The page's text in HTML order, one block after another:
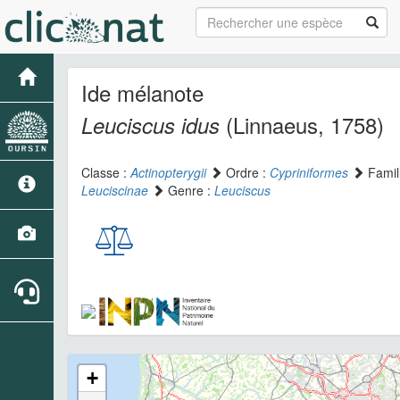
Ide mélanote
Leuciscus idus (Linnaeus, 1758)
Classe :Actinopterygii Ordre : Cypriniformes
Leuciscinae
Genre : Leuciscus
+